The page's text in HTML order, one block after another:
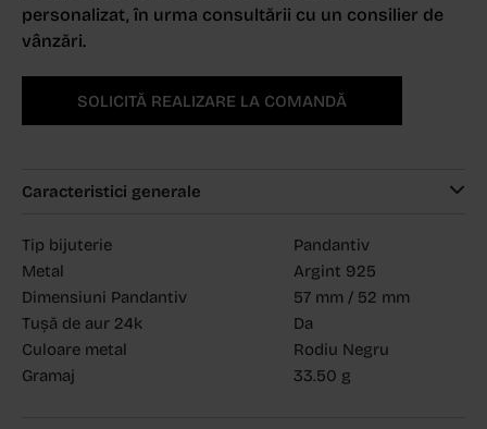
personalizat, în urma consultării cu un consilier de
vânzări.
SOLICITĂ REALIZARE LA COMANDĂ
Caracteristici generale
Tip bijuterie
Pandantiv
Metal
Argint 925
Dimensiuni Pandantiv
57 mm / 52 mm
Tușă de aur 24k
Da
Culoare metal
Rodiu Negru
Gramaj
33.50 g